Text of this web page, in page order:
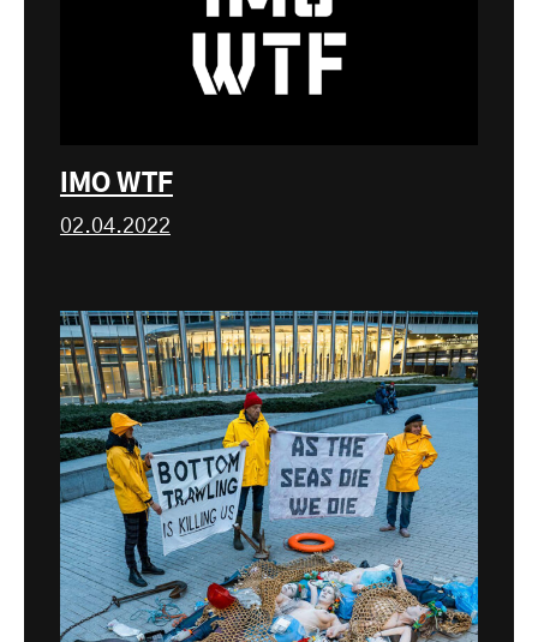
IMO WTF
02.04.2022